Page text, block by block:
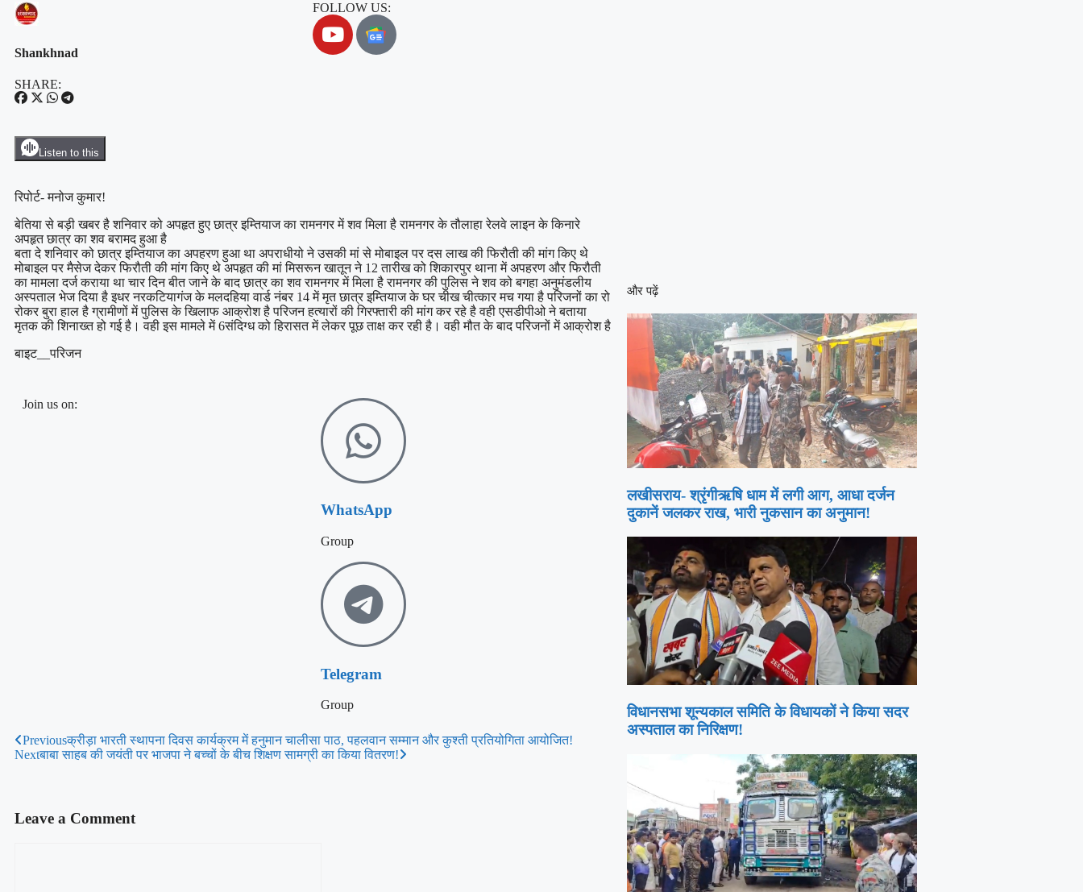
Shankhnad
FOLLOW US:
SHARE:
Listen to this
रिपोर्ट- मनोज कुमार!
बेतिया से बड़ी खबर है शनिवार को अपहृत हुए छात्र इम्तियाज का रामनगर में शव मिला है रामनगर के तौलाहा रेलवे लाइन के किनारे
अपहृत छात्र का शव बरामद हुआ है
बता दे शनिवार को छात्र इम्तियाज का अपहरण हुआ था अपराधीयो ने उसकी मां से मोबाइल पर दस लाख की फिरौती की मांग किए थे
मोबाइल पर मैसेज देकर फिरौती की मांग किए थे अपहृत की मां मिसरून खातून ने 12 तारीख को शिकारपुर थाना में अपहरण और फिरौती
का मामला दर्ज कराया था चार दिन बीत जाने के बाद छात्र का शव रामनगर में मिला है रामनगर की पुलिस ने शव को बगहा अनुमंडलीय
अस्पताल भेज दिया है इधर नरकटियागंज के मलदहिया वार्ड नंबर 14 में मृत छात्र इम्तियाज के घर चीख चीत्कार मच गया है परिजनों का रो
रोकर बुरा हाल है ग्रामीणों में पुलिस के खिलाफ आक्रोश है परिजन हत्यारों की गिरफ्तारी की मांग कर रहे है वही एसडीपीओ ने बताया
मृतक की शिनाख्त हो गई है। वही इस मामले में 6संदिग्ध को हिरासत में लेकर पूछ ताक्ष कर रही है। वही मौत के बाद परिजनों में आक्रोश है
बाइट__परिजन
Join us on:
WhatsApp
Group
Telegram
Group
Previousक्रीड़ा भारती स्थापना दिवस कार्यक्रम में हनुमान चालीसा पाठ, पहलवान सम्मान और कुश्ती प्रतियोगिता आयोजित!
Nextबाबा साहब की जयंती पर भाजपा ने बच्चों के बीच शिक्षण सामग्री का किया वितरण!
Leave a Comment
और पढ़ें
लखीसराय- श्रृंगीऋषि धाम में लगी आग, आधा दर्जन
दुकानें जलकर राख, भारी नुकसान का अनुमान!
विधानसभा शून्यकाल समिति के विधायकों ने किया सदर
अस्पताल का निरिक्षण!